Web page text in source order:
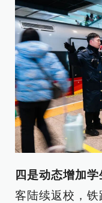
四是动态增加学
客陆续返校，铁